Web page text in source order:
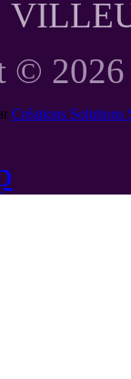
2026
Créations Solutions